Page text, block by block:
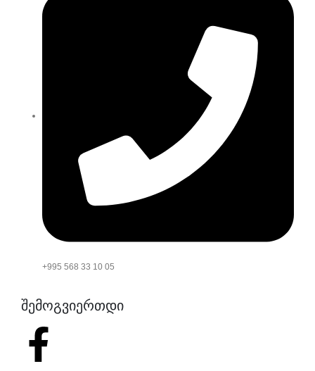
+995 568 33 10 05
შემოგვიერთდი